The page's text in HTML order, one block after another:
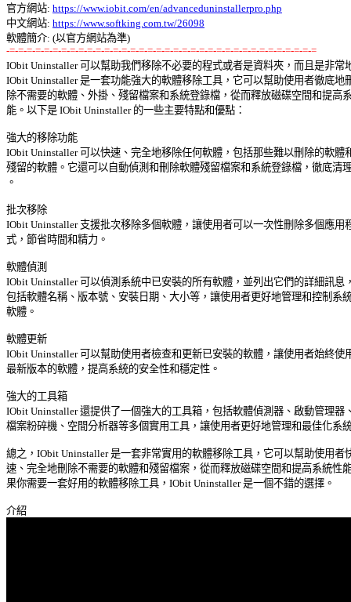
官方網站: https://www.iobit.com/en/advanceduninstallerpro.php
中文網站: https://www.softking.com.tw/26098
-=-=-=-=-=-=-=-=-=-=-=-=-=-=-=-=-=-=-=-=-=-=-=-=-=-=-=-=-=-=-=-=-=-=-=-=
IObit Uninstaller 可以幫助我們移除不必要的程式或者是資料夾，而且是非常
IObit Uninstaller 是一套功能強大的軟體移除工具，它可以幫助使用者徹底地
除不需要的軟體、外掛、殘留檔案和系統登錄檔，從而釋放磁碟空間和提高
能。以下是 IObit Uninstaller 的一些主要特點和優點：
強大的移除功能
IObit Uninstaller 可以快速、完全地移除任何軟體，包括那些難以刪除的軟體
殘留的軟體。它還可以自動偵測和刪除軟體殘留檔案和系統登錄檔，徹底清
。
批次移除
IObit Uninstaller 支援批次移除多個軟體，讓使用者可以一次性刪除多個應用
式，節省時間和精力。
軟體偵測
IObit Uninstaller 可以偵測系統中已安裝的所有軟體，並列出它們的詳細訊息
包括軟體名稱、版本號、安裝日期、大小等，讓使用者更好地管理和控制系
軟體。
軟體更新
IObit Uninstaller 可以幫助使用者檢查和更新已安裝的軟體，讓使用者始終使
最新版本的軟體，提高系統的安全性和穩定性。
強大的工具箱
IObit Uninstaller 還提供了一個強大的工具箱，包括軟體偵測器、啟動管理器
檔案粉碎機、空間分析器等多個實用工具，讓使用者更好地管理和最佳化系
總之，IObit Uninstaller 是一套非常實用的軟體移除工具，它可以幫助使用者
速、完全地刪除不需要的軟體和殘留檔案，從而釋放磁碟空間和提高系統性
果你需要一套好用的軟體移除工具，IObit Uninstaller 是一個不錯的選擇。